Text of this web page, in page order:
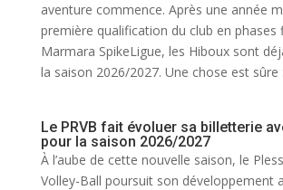
aventure commence. Après une année
première qualification du club en phases
Marmara SpikeLigue, les Hiboux sont
la saison 2026/2027. Une chose est sûre
Le PRVB fait évoluer sa billetterie
pour la saison 2026/2027
À l’aube de cette nouvelle saison, le
Volley-Ball poursuit son développement